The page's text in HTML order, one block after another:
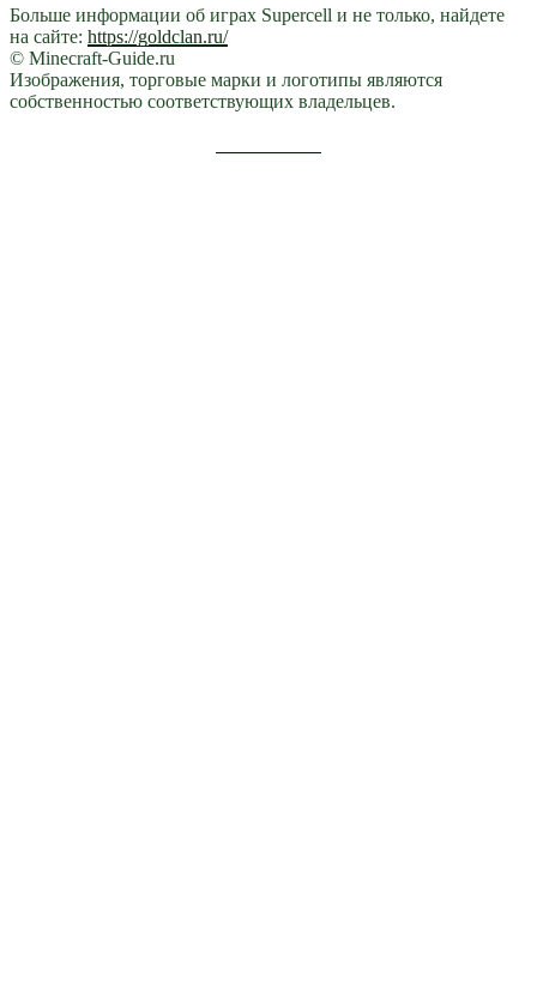
Больше информации об играх Supercell и не только, найдете
на сайте: https://goldclan.ru/
© Minecraft-Guide.ru
Изображения, торговые марки и логотипы являются
собственностью соответствующих владельцев.